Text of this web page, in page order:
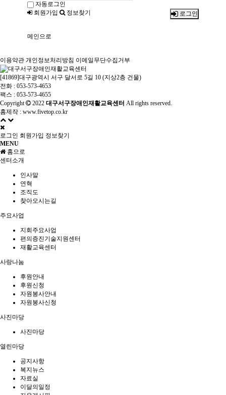
자동로그인
로그인
회원가입 정보찾기
메인으로
이용약관 개인정보처리방침 이메일무단수집거부
[41869]대구광역시 서구 달서로 5길 10 (지상2층 건물)
전화 : 053-573-4653
팩스 : 053-573-4655
Copyright
2022 대구서구장애인재활교육센터 All rights reserved.
홈제작 : www.fivetop.co.kr
로그인 회원가입 정보찾기
MENU
홈으로
센터소개
인사말
연혁
조직도
찾아오시는길
주요사업
지회주요사업
편의증진기술지원센터
재활교육센터
사랑나눔
후원안내
후원신청
자원봉사안내
자원봉사신청
사진마당
사진마당
열린마당
공지사항
복지뉴스
자료실
이달의일정